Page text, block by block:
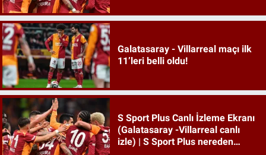
Galatasaray - Villarreal maçı ilk
11’leri belli oldu!
S Sport Plus Canlı İzleme Ekranı
(Galatasaray -Villarreal canlı
izle) | S Sport Plus nereden